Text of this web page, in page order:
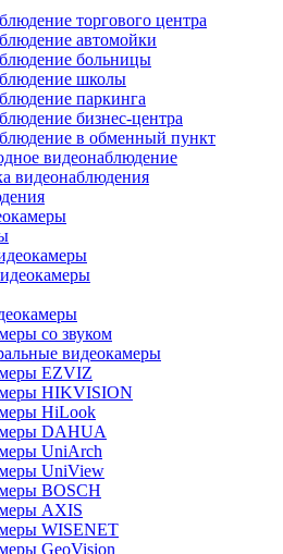
торгового центра
автомойки
больницы
школы
паркинга
бизнес-центра
в обменный пункт
видеонаблюдение
видеонаблюдения
со звуком
видеокамеры
EZVIZ
HIKVISION
HiLook
DAHUA
UniArch
UniView
BOSCH
AXIS
WISENET
GeoVision